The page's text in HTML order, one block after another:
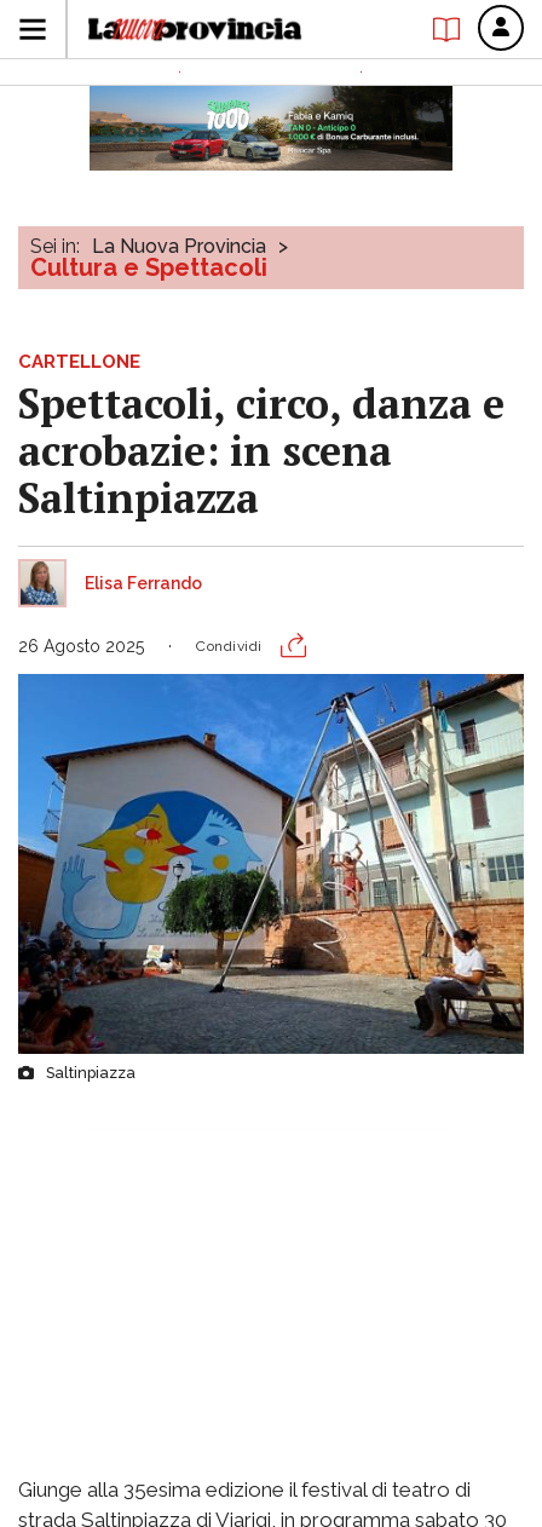
Sei in: La Nuova Provincia >
Cultura e Spettacoli
CARTELLONE
Spettacoli, circo, danza e
acrobazie: in scena
Saltinpiazza
Elisa Ferrando
26 Agosto 2025 Condividi
Saltinpiazza
Giunge alla 35esima edizione il festival di teatro di
strada Saltinpiazza di Viarigi, in programma sabato 30